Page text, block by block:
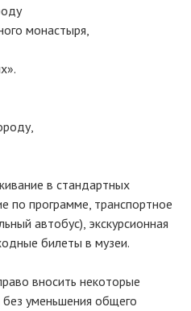
монастыря,
в стандартных
по программе, транспортное
автобус), экскурсионная
билеты в музеи.
вносить некоторые
уменьшения общего